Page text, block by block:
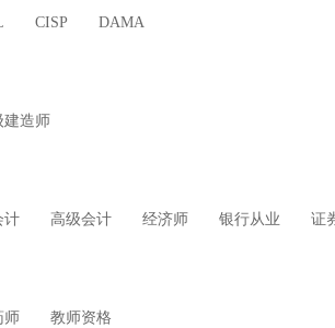
CISP DAMA
建造师
计 高级会计 经济师 银行从业 证
师 教师资格